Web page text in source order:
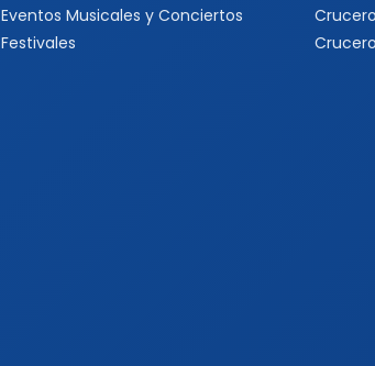
Eventos Musicales y Conciertos
Festivales